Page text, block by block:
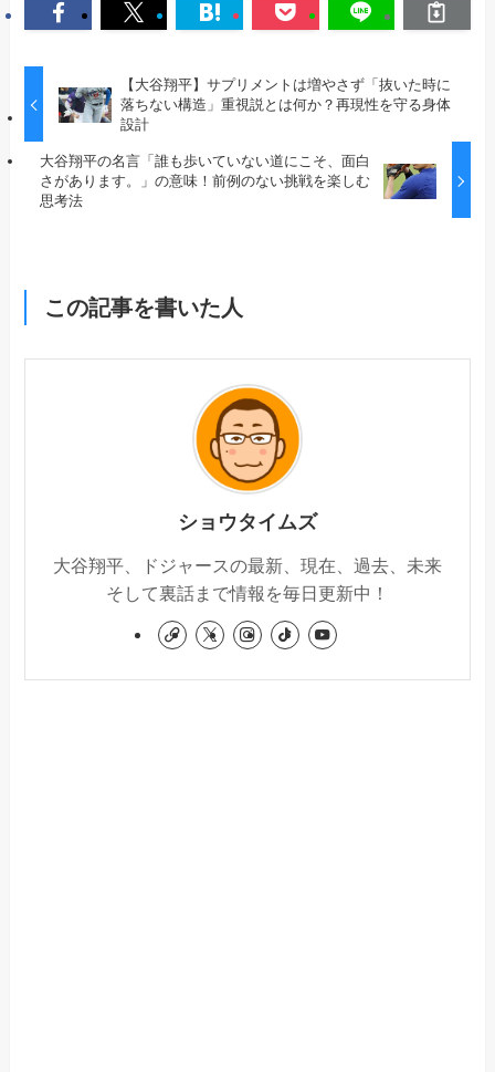
【大谷翔平】サプリメントは増やさず「抜いた時に
落ちない構造」重視説とは何か？再現性を守る身体
設計
大谷翔平の名言「誰も歩いていない道にこそ、面白
さがあります。」の意味！前例のない挑戦を楽しむ
思考法
この記事を書いた人
ショウタイムズ
大谷翔平、ドジャースの最新、現在、過去、未来
そして裏話まで情報を毎日更新中！